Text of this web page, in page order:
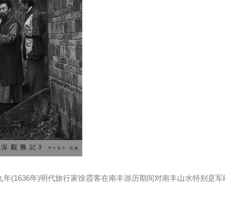
年)明代旅行家徐霞客在南丰游历期间对南丰山水特别是军